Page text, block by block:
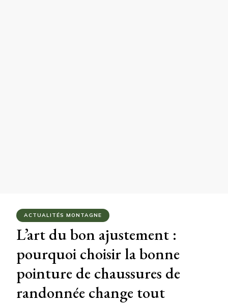
ACTUALITÉS MONTAGNE
L’art du bon ajustement :
pourquoi choisir la bonne
pointure de chaussures de
randonnée change tout